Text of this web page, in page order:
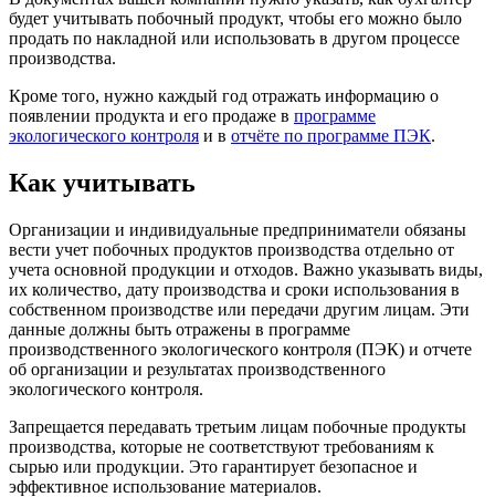
будет учитывать побочный продукт, чтобы его можно было
продать по накладной или использовать в другом процессе
производства.
Кроме того, нужно каждый год отражать информацию о
появлении продукта и его продаже в программе
экологического контроля и в отчёте по программе ПЭК.
Как учитывать
Организации и индивидуальные предприниматели обязаны
вести учет побочных продуктов производства отдельно от
учета основной продукции и отходов. Важно указывать виды,
их количество, дату производства и сроки использования в
собственном производстве или передачи другим лицам. Эти
данные должны быть отражены в программе
производственного экологического контроля (ПЭК) и отчете
об организации и результатах производственного
экологического контроля.
Запрещается передавать третьим лицам побочные продукты
производства, которые не соответствуют требованиям к
сырью или продукции. Это гарантирует безопасное и
эффективное использование материалов.